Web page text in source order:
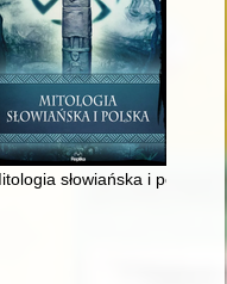
jej mieszkańców
słowiańska i polska